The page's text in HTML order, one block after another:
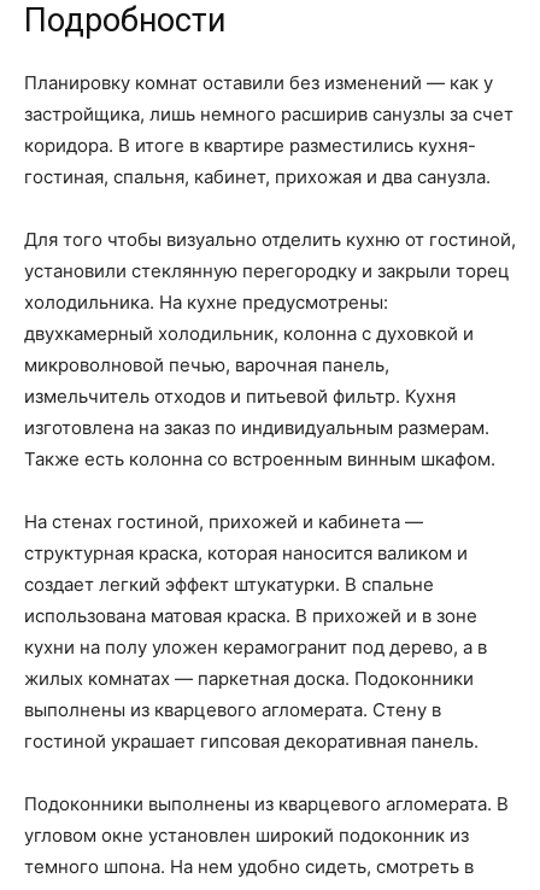
Подробности
Планировку комнат оставили без изменений — как у
застройщика, лишь немного расширив санузлы за счет
коридора. В итоге в квартире разместились кухня-
гостиная, спальня, кабинет, прихожая и два санузла.
Для того чтобы визуально отделить кухню от гостиной,
установили стеклянную перегородку и закрыли торец
холодильника. На кухне предусмотрены:
двухкамерный холодильник, колонна с духовкой и
микроволновой печью, варочная панель,
измельчитель отходов и питьевой фильтр. Кухня
изготовлена на заказ по индивидуальным размерам.
Также есть колонна со встроенным винным шкафом.
На стенах гостиной, прихожей и кабинета —
структурная краска, которая наносится валиком и
создает легкий эффект штукатурки. В спальне
использована матовая краска. В прихожей и в зоне
кухни на полу уложен керамогранит под дерево, а в
жилых комнатах — паркетная доска. Подоконники
выполнены из кварцевого агломерата. Стену в
гостиной украшает гипсовая декоративная панель.
Подоконники выполнены из кварцевого агломерата. В
угловом окне установлен широкий подоконник из
темного шпона. На нем удобно сидеть, смотреть в